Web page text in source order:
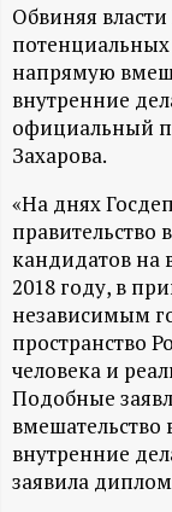
Н
-
и
н
ф
о
р
м
а
Обвиняя
напрямую
внутренние
официальный
Захарова.
«На днях
правительство
кандидатов на
2018 году, в
независимым
пространство
человека и
Подобные
вмешательство
внутренние
заявила